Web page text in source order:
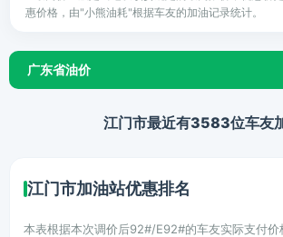
惠价格，由"小熊油耗"根据车友的加油记录统计。
广东省油价
江门市最近有3583位车友
江门市加油站优惠排名
本表根据本次调价后92#/E92#的车友实际支付价